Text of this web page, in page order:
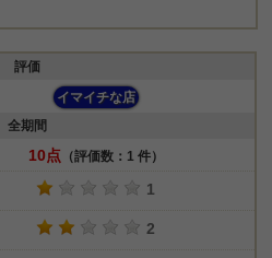
評価
イマイチな店
全期間
10点 （評価数：1 件）
1
2